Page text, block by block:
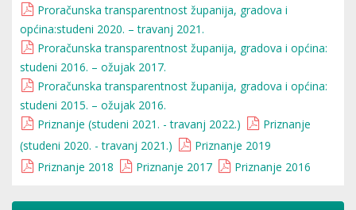
Proračunska transparentnost županija, gradova i
općina:studeni 2020. – travanj 2021.
Proračunska transparentnost županija, gradova i općina:
studeni 2016. – ožujak 2017.
Proračunska transparentnost županija, gradova i općina:
studeni 2015. – ožujak 2016.
Priznanje (studeni 2021. - travanj 2022.)
Priznanje
(studeni 2020. - travanj 2021.)
Priznanje 2019
Priznanje 2018
Priznanje 2017 Priznanje 2016